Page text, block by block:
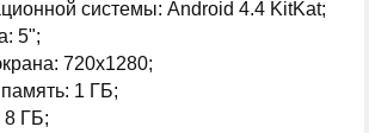
системы: Android 4.4 KitKat;
5";
720x1280;
1 ГБ;
8 ГБ;